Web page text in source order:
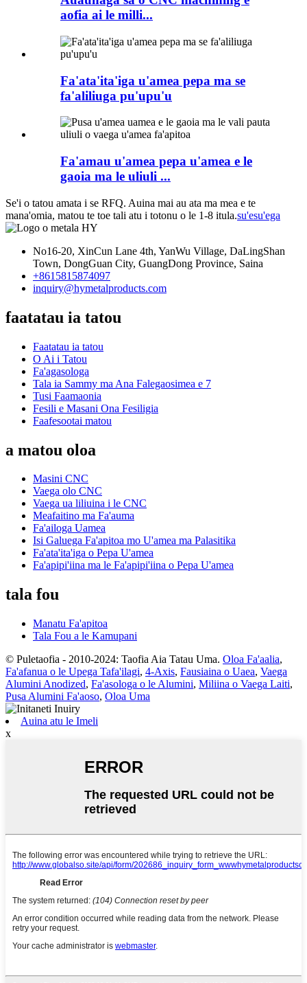
aofia ai le milli...
Fa'ata'ita'iga u'amea pepa ma se
fa'aliliuga pu'upu'u
Fa'amau u'amea pepa u'amea e le
gaoia ma le uliuli ...
Se'i o tatou amata i se RFQ. Auina mai au ata ma mea e te
mana'omia, matou te toe tali atu i totonu o le 1-8 itula.su'esu'ega
No16-20, XinCun Lane 4th, YanWu Village, DaLingShan
Town, DongGuan City, GuangDong Province, Saina
+8615815874097
inquiry@hymetalproducts.com
faatatau ia tatou
Faatatau ia tatou
O Ai i Tatou
Fa'agasologa
Tala ia Sammy ma Ana Falegaosimea e 7
Tusi Faamaonia
Fesili e Masani Ona Fesiligia
Faafesootai matou
a matou oloa
Masini CNC
Vaega olo CNC
Vaega ua liliuina i le CNC
Meafaitino ma Fa'auma
Fa'ailoga Uamea
Isi Galuega Fa'apitoa mo U'amea ma Palasitika
Fa'ata'ita'iga o Pepa U'amea
Fa'apipi'iina ma le Fa'apipi'iina o Pepa U'amea
tala fou
Manatu Fa'apitoa
Tala Fou a le Kamupani
© Puletaofia - 2010-2024: Taofia Aia Tatau Uma. Oloa Fa'aalia,
Fa'afanua o le Upega Tafa'ilagi, 4-Axis, Fausiaina o Uaea, Vaega
Alumini Anodized, Fa'asologa o le Alumini, Miliina o Vaega Laiti,
Pusa Alumini Fa'aoso, Oloa Uma
Auina atu le Imeli
x